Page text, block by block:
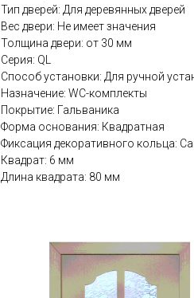
Тип дверей: Для деревянных дверей
Вес двери: Не имеет значения
Толщина двери: от 30 мм
Серия: QL
Способ установки: Для ручной
Назначение: WC-комплекты
Покрытие: Гальваника
Форма основания: Квадратная
Фиксация декоративного кольца:
Квадрат: 6 мм
Длина квадрата: 80 мм